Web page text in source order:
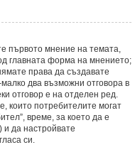
първото мнение на темата,
главната форма на мнението;
права да създавате
два възможни отговора в
отговор е на отделен ред.
които потребителите могат
време, за което да е
и да настройвате
си.